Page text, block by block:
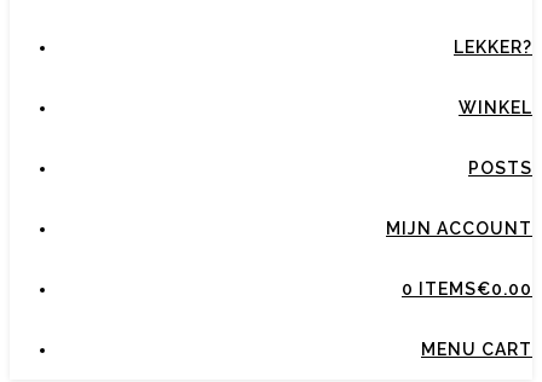
LEKKER?
WINKEL
POSTS
MIJN ACCOUNT
0 ITEMS€0.00
MENU CART